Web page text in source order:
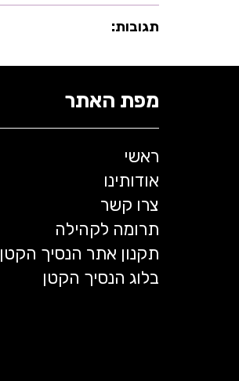
תגובות:
מפת האתר
ראשי
אודותינו
צרו קשר
תרומה לקהילה
תקנון אתר הנסיך הקטן
בלוג הנסיך הקטן